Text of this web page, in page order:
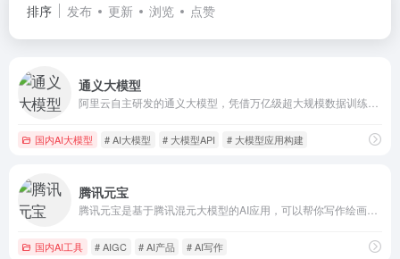
排序 发布 更新 浏览 点赞
通义大模型
国内AI大模型 # AI大模型 # 大模型API # 大模型应用构建
腾讯元宝
国内AI工具 # AIGC # AI产品 # AI写作